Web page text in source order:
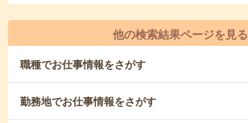
他の検索結果ページを見る
職種でお仕事情報をさがす
勤務地でお仕事情報をさがす